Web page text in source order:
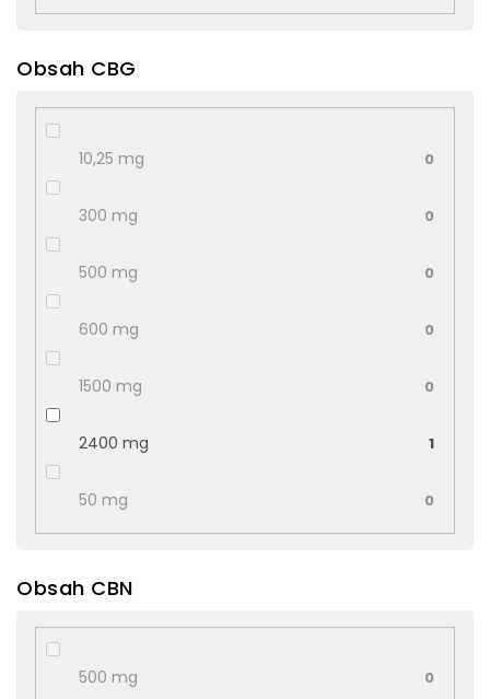
Obsah CBG
10,25 mg 0
300 mg 0
500 mg 0
600 mg 0
1500 mg 0
2400 mg 1
50 mg 0
Obsah CBN
500 mg 0